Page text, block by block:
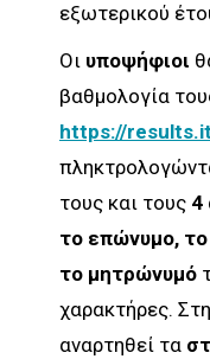
εξωτερικού
Οι υποψήφιοι
βαθμολογία
https://
τους και τους 4
το επώνυμο,
το μητρώνυμό
χαρακτήρες.
αναρτηθεί τα